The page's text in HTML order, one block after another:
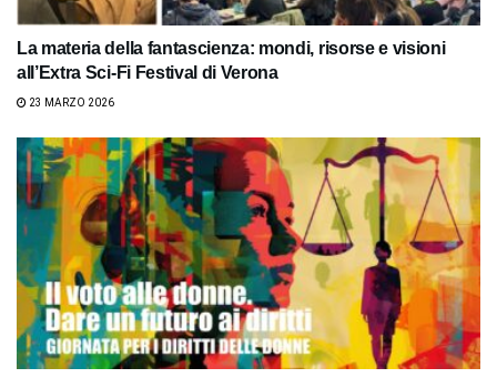
La materia della fantascienza: mondi, risorse e visioni
all’Extra Sci-Fi Festival di Verona
23 MARZO 2026